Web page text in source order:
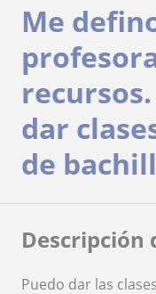
Me
dar
de
Descripción
Puedo dar las